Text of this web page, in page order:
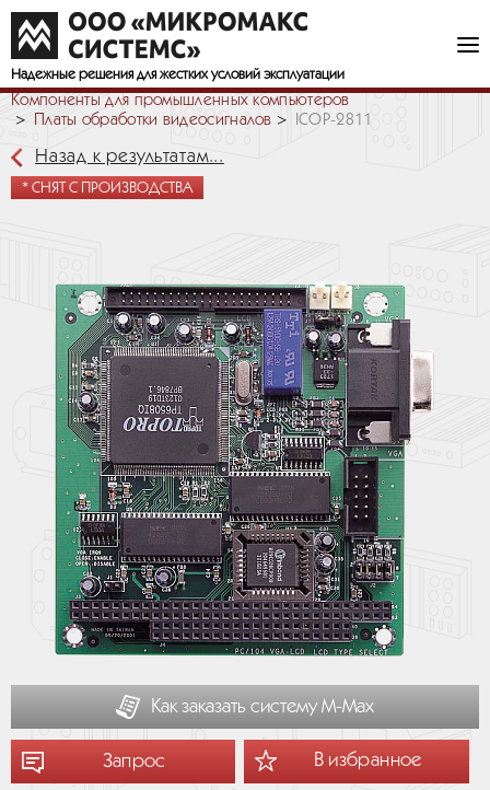
Надежные решения для жестких условий эксплуатации
Компоненты для промышленных компьютеров
Платы обработки видеосигналов
ICOP-2811
Назад к результатам...
* СНЯТ С ПРОИЗВОДСТВА
Как заказать систему М-Мах
Запрос В избранное